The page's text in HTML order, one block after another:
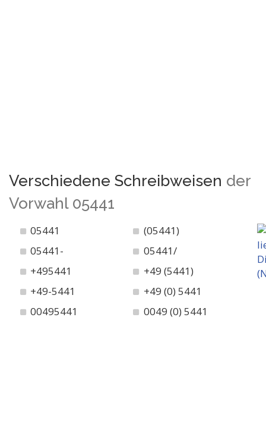
Verschiedene Schreibweisen der
Vorwahl 05441
05441
(05441)
05441-
05441/
+495441
+49 (5441)
+49-5441
+49 (0) 5441
00495441
0049 (0) 5441